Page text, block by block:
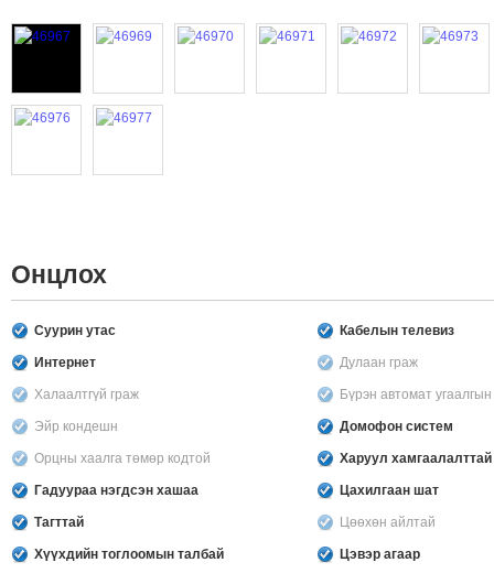
Онцлох
Суурин утас Кабелын телевиз
Интернет Дулаан граж
Халаалтгүй граж Бүрэн автомат
Эйр кондешн Домофон систем
Орцны хаалга төмөр кодтой Харуул хамгаалалттай
Гадуураа нэгдсэн хашаа Цахилгаан шат
Тагттай Цөөхөн айлтай
Хүүхдийн тоглоомын талбай Цэвэр агаар